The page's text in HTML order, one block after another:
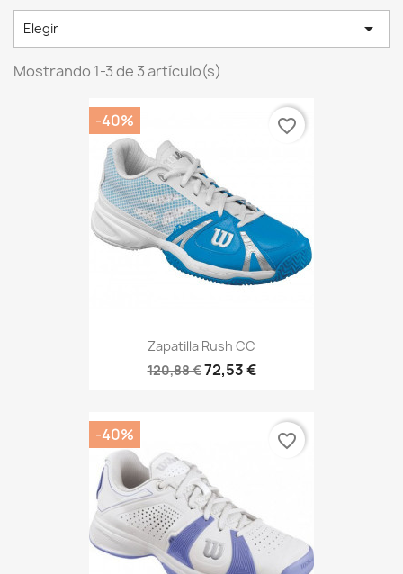
Elegir 
Mostrando 1-3 de 3 artículo(s)
Zapatilla Rush CC
120,88 €72,53 €
-40% favorite_border
-40% favorite_border